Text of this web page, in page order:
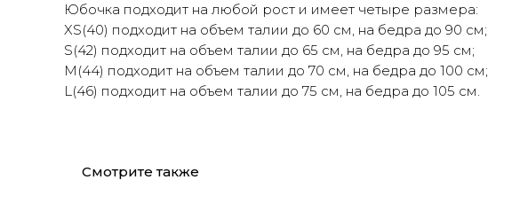
Юбочка подходит на любой рост и имеет четыре размера:
XS(40) подходит на объем талии до 60 см, на бедра до 90 см;
S(42) подходит на объем талии до 65 см, на бедра до 95 см;
M(44) подходит на объем талии до 70 см, на бедра до 100 см;
L(46) подходит на объем талии до 75 см, на бедра до 105 см.
Смотрите также